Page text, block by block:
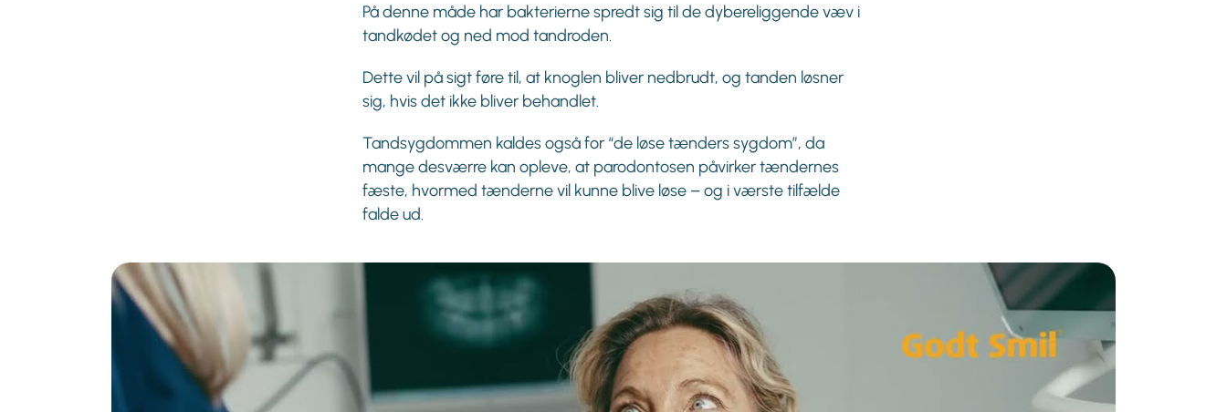
På denne måde har bakterierne spredt sig til de dybereliggende væv i
tandkødet og ned mod tandroden.
Dette vil på sigt føre til, at knoglen bliver nedbrudt, og tanden løsner
sig, hvis det ikke bliver behandlet.
Tandsygdommen kaldes også for “de løse tænders sygdom”, da
mange desværre kan opleve, at parodontosen påvirker tændernes
fæste, hvormed tænderne vil kunne blive løse – og i værste tilfælde
falde ud.